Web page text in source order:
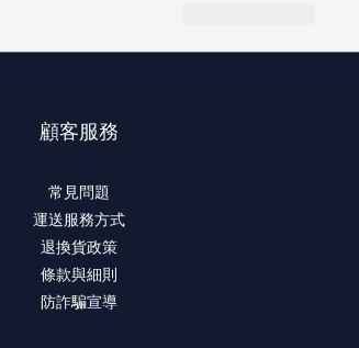
顧客服務
常見問題
運送服務方式
退換貨政策
條款與細則
防詐騙宣導